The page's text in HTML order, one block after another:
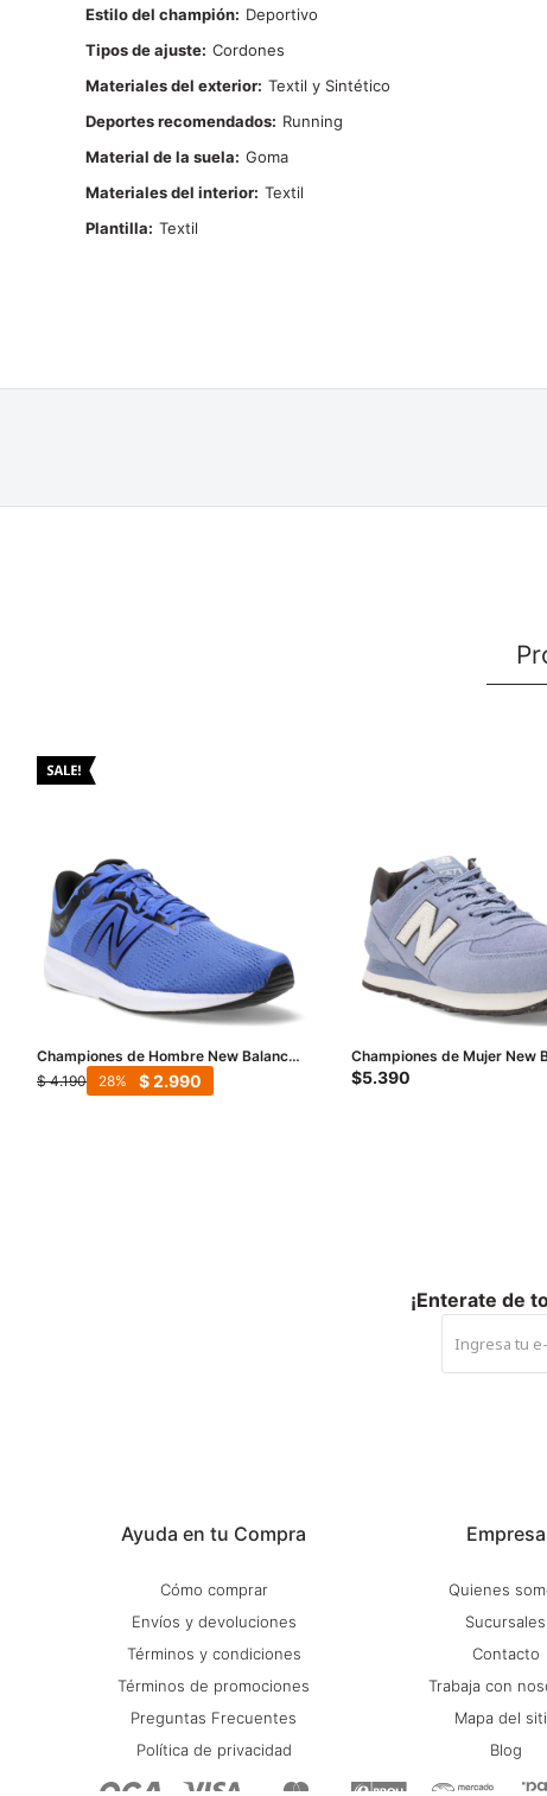
Estilo del champión
Deportivo
Tipos de ajuste Cordones
Materiales del exterior Textil y Sintético
Deportes recomendados
Running
Material de la suela
Goma
Materiales del interior Textil
Plantilla
Textil
Championes de Hombre New Balance
DRFT - Azul - Negro
$ 4.190 $2.990
28
Championes de Mujer New
574 - Celeste - Negro
$5.390
Ayuda en tu Compra
Cómo comprar
Envíos y devoluciones
Términos y condiciones
Términos de promociones
Preguntas Frecuentes
Política de privacidad
Empresa
Quienes
Sucursales
Contacto
Trabaja con
Mapa del
Blog
¡Enterate de